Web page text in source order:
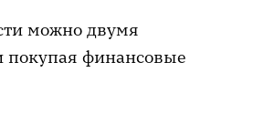
можно двумя
покупая финансовые